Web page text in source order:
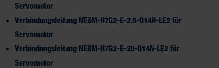
Servomotor
Verbindungsleitung NEBM-H7G2-E-2.5-Q14N-LE2 für
Servomotor
Verbindungsleitung NEBM-H7G2-E-20-Q14N-LE2 für
Servomotor